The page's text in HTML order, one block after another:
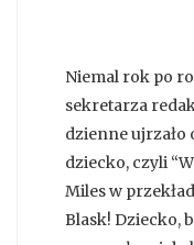
Niemal rok po
sekretarza
dzienne ujrzało
dziecko, czyli
Miles w
Blask! Dziecko,